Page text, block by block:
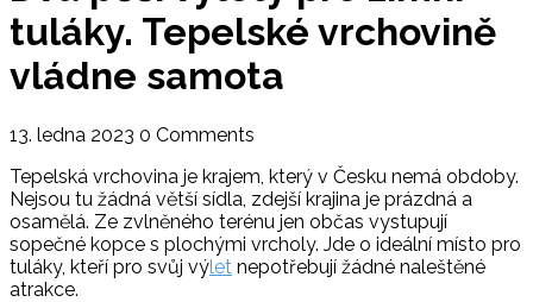
tuláky. Tepelské vrchovině
vládne samota
13. ledna 2023 0 Comments
Tepelská vrchovina je krajem, který v Česku nemá obdoby.
Nejsou tu žádná větší sídla, zdejší krajina je prázdná a
osamělá. Ze zvlněného terénu jen občas vystupují
sopečné kopce s plochými vrcholy. Jde o ideální místo pro
tuláky, kteří pro svůj výlet nepotřebují žádné naleštěné
atrakce.